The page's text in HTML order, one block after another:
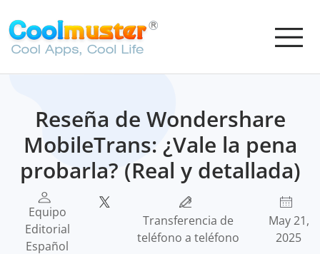
Reseña de Wondershare
MobileTrans: ¿Vale la pena
probarla? (Real y detallada)
Equipo
Editorial
Español
Transferencia de
teléfono a teléfono
May 21,
2025